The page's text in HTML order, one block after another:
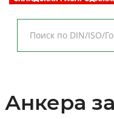
Анкера